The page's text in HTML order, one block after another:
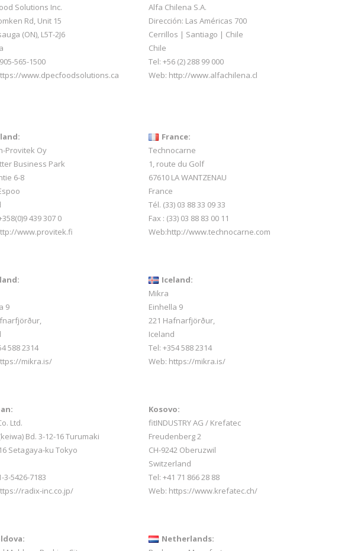
Solutions Inc.
Rd, Unit 15
(ON), L5T-2J6
565-1500
www.dpecfoodsolutions.ca
Alfa Chilena S.A.
Dirección: Las Américas 700
Cerrillos | Santiago | Chile
Chile
Tel: +56 (2) 288 99 000
Web: http://www.alfachilena.cl
Provitek Oy
Business Park
6-8
439 307 0
www.provitek.fi
France:
Technocarne
1, route du Golf
67610 LA WANTZENAU
France
Tél. (33) 03 88 33 09 33
Fax : (33) 03 88 83 00 11
Web:http://www.technocarne.com
9
588 2314
mikra.is/
Iceland:
Mikra
Einhella 9
221 Hafnarfjörður,
Iceland
Tel: +354 588 2314
Web: https://mikra.is/
Ltd.
Bd. 3-12-16 Turumaki
Setagaya-ku Tokyo
3-5426-7183
radix-inc.co.jp/
Kosovo:
fitINDUSTRY AG / Krefatec
Freudenberg 2
CH-9242 Oberuzwil
Switzerland
Tel: +41 71 866 28 88
Web: https://www.krefatec.ch/
Netherlands: